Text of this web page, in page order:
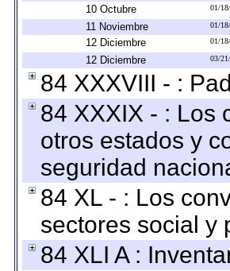
10 Octubre 01/
11 Noviembre 01/
12 Diciembre 01/
12 Diciembre 03/
84 XXXVIII - :
84 XXXIX - : Los
otros estados y
seguridad
84 XL - : Los
sectores social y
84 XLI A :